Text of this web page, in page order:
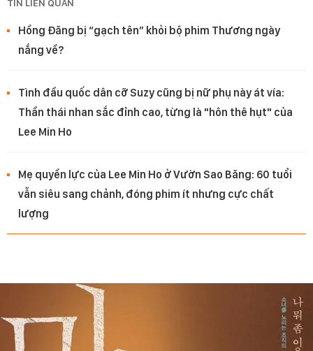
TIN LIÊN QUAN
Hồng Đăng bị “gạch tên” khỏi bộ phim Thương ngày
nắng về?
Tình đầu quốc dân cỡ Suzy cũng bị nữ phụ này át vía:
Thần thái nhan sắc đỉnh cao, từng là "hôn thê hụt" của
Lee Min Ho
Mẹ quyền lực của Lee Min Ho ở Vườn Sao Băng: 60 tuổi
vẫn siêu sang chảnh, đóng phim ít nhưng cực chất
lượng